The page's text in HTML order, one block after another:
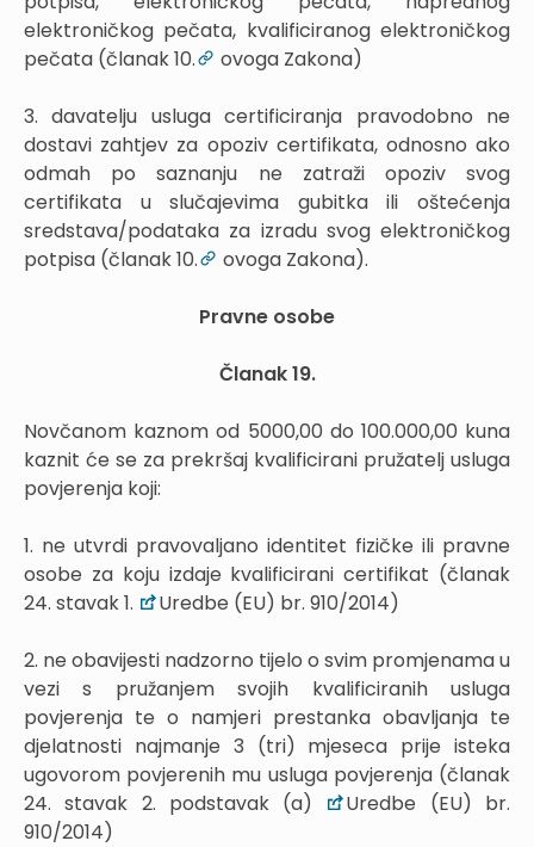
elektroničkog pečata, kvalificiranog elektroničkog
pečata (članak 10.
ovoga Zakona)
3. davatelju usluga certificiranja pravodobno ne
dostavi zahtjev za opoziv certifikata, odnosno ako
odmah po saznanju ne zatraži opoziv svog
certifikata u slučajevima gubitka ili oštećenja
sredstava/podataka za izradu svog elektroničkog
potpisa (članak 10.
ovoga Zakona).
Pravne osobe
Članak 19.
Novčanom kaznom od 5000,00 do 100.000,00 kuna
kaznit će se za prekršaj kvalificirani pružatelj usluga
povjerenja koji:
1. ne utvrdi pravovaljano identitet fizičke ili pravne
osobe za koju izdaje kvalificirani certifikat (članak
24. stavak 1.
Uredbe (EU) br. 910/2014)
2. ne obavijesti nadzorno tijelo o svim promjenama u
vezi s pružanjem svojih kvalificiranih usluga
povjerenja te o namjeri prestanka obavljanja te
djelatnosti najmanje 3 (tri) mjeseca prije isteka
ugovorom povjerenih mu usluga povjerenja (članak
24. stavak 2. podstavak (a)
Uredbe (EU) br.
910/2014)